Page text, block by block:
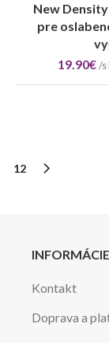
New
pre
19.90€ /s
12
INFORMÁCIE
Kontakt
Doprava a